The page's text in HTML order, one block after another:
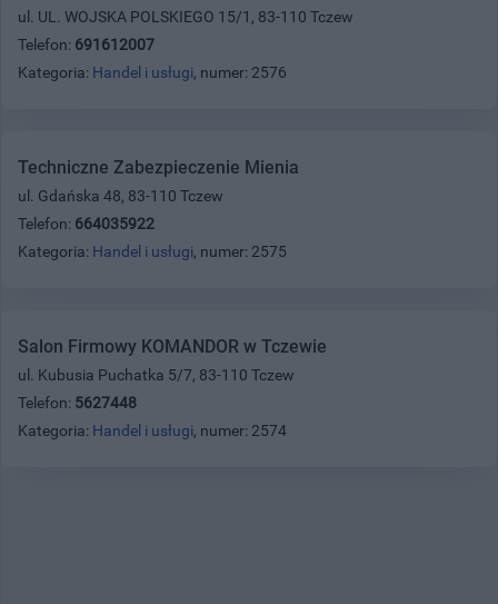
ul. UL. WOJSKA POLSKIEGO 15/1, 83-110 Tczew
Telefon: 691612007
Kategoria: Handel i usługi, numer: 2576
Techniczne Zabezpieczenie Mienia
ul. Gdańska 48, 83-110 Tczew
Telefon: 664035922
Kategoria: Handel i usługi, numer: 2575
Salon Firmowy KOMANDOR w Tczewie
ul. Kubusia Puchatka 5/7, 83-110 Tczew
Telefon: 5627448
Kategoria: Handel i usługi, numer: 2574